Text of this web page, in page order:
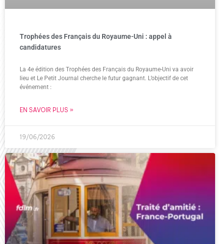
Trophées des Français du Royaume-Uni : appel à
candidatures
La 4e édition des Trophées des Français du Royaume-Uni va avoir
lieu et Le Petit Journal cherche le futur gagnant. L’objectif de cet
événement :
EN SAVOIR PLUS »
19/06/2026